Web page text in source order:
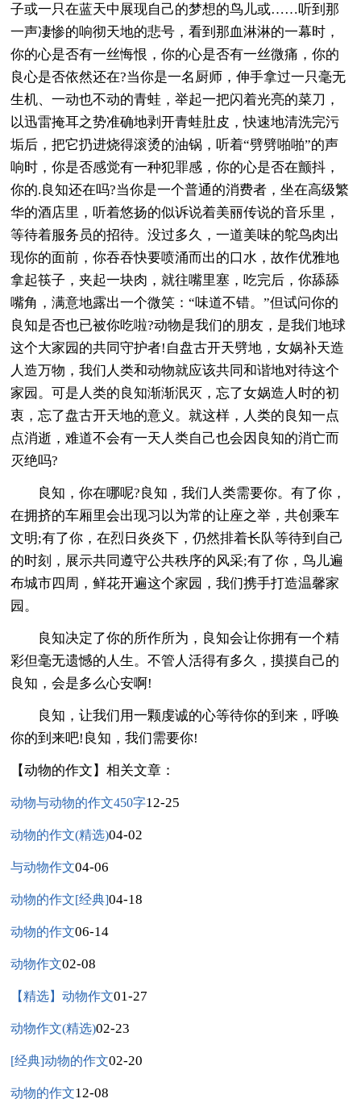
子或一只在蓝天中展现自己的梦想的鸟儿或……听到那
一声凄惨的响彻天地的悲号，看到那血淋淋的一幕时，
你的心是否有一丝悔恨，你的心是否有一丝微痛，你的
良心是否依然还在?当你是一名厨师，伸手拿过一只毫无
生机、一动也不动的青蛙，举起一把闪着光亮的菜刀，
以迅雷掩耳之势准确地剥开青蛙肚皮，快速地清洗完污
垢后，把它扔进烧得滚烫的油锅，听着“劈劈啪啪”的声
响时，你是否感觉有一种犯罪感，你的心是否在颤抖，
你的.良知还在吗?当你是一个普通的消费者，坐在高级繁
华的酒店里，听着悠扬的似诉说着美丽传说的音乐里，
等待着服务员的招待。没过多久，一道美味的鸵鸟肉出
现你的面前，你吞吞快要喷涌而出的口水，故作优雅地
拿起筷子，夹起一块肉，就往嘴里塞，吃完后，你舔舔
嘴角，满意地露出一个微笑：“味道不错。”但试问你的
良知是否也已被你吃啦?动物是我们的朋友，是我们地球
这个大家园的共同守护者!自盘古开天劈地，女娲补天造
人造万物，我们人类和动物就应该共同和谐地对待这个
家园。可是人类的良知渐渐泯灭，忘了女娲造人时的初
衷，忘了盘古开天地的意义。就这样，人类的良知一点
点消逝，难道不会有一天人类自己也会因良知的消亡而
灭绝吗?
良知，你在哪呢?良知，我们人类需要你。有了你，
在拥挤的车厢里会出现习以为常的让座之举，共创乘车
文明;有了你，在烈日炎炎下，仍然排着长队等待到自己
的时刻，展示共同遵守公共秩序的风采;有了你，鸟儿遍
布城市四周，鲜花开遍这个家园，我们携手打造温馨家
园。
良知决定了你的所作所为，良知会让你拥有一个精
彩但毫无遗憾的人生。不管人活得有多久，摸摸自己的
良知，会是多么心安啊!
良知，让我们用一颗虔诚的心等待你的到来，呼唤
你的到来吧!良知，我们需要你!
【动物的作文】相关文章：
动物与动物的作文450字12-25
动物的作文(精选)04-02
与动物作文04-06
动物的作文[经典]04-18
动物的作文06-14
动物作文02-08
【精选】动物作文01-27
动物作文(精选)02-23
[经典]动物的作文02-20
动物的作文12-08